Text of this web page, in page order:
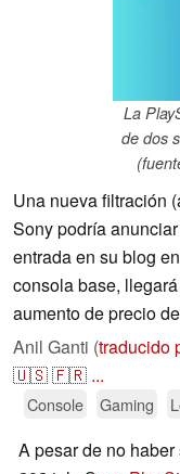
La
de dos
Una nueva filtración
Sony podría
entrada en su blog
consola base,
aumento de precio
Anil Ganti (traducido
🇺🇸🇫🇷 ...
Console Gaming
A pesar de no